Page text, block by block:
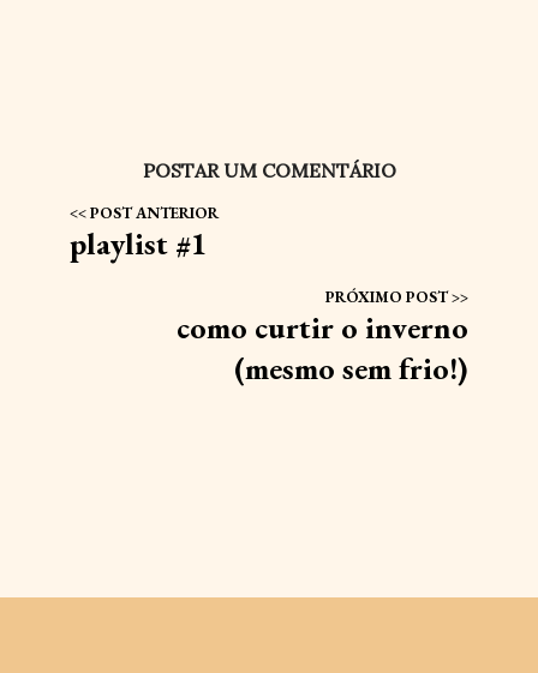
POSTAR UM COMENTÁRIO
playlist #1
como curtir o inverno
(mesmo sem frio!)